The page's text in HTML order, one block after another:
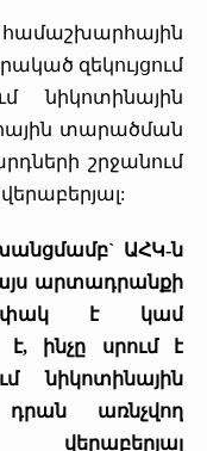
զեկույցում
նիկոտինային
տարածման
շրջանում
ԱՀԿ-ն
այս արտադրանքի
է կամ
ինչը սրում է
նիկոտինային
առնչվող